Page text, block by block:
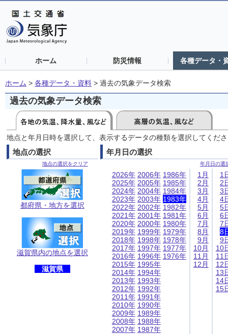
ホーム 防災情報 各種データ・
ホーム > 各種データ・資料 > 過去の気象データ検索
過去の気象データ検索
地点と年月日時を選択して、表示するデータの種類を選択してくだ
地点の選択
地点の選択をクリア
都府県・地方を選択
滋賀県内の地点を選択
滋賀県
年月日の選択
年月日の選
2026年
2025年
2024年
2023年
2022年
2021年
2020年
2019年
2018年
2017年
2016年
2015年
2014年
2013年
2012年
2011年
2010年
2009年
2008年
2007年
2006年
2005年
2004年
2003年
2002年
2001年
2000年
1999年
1998年
1997年
1996年
1995年
1994年
1993年
1992年
1991年
1990年
1989年
1988年
1987年
1986年
1985年
1984年
1983年
1982年
1981年
1980年
1979年
1978年
1977年
1976年
1月
2月
3月
4月
5月
6月
7月
8月
9月
10月
11月
12月
1
2
3
4
5
6
7
8
9
10
11
12
13
14
15